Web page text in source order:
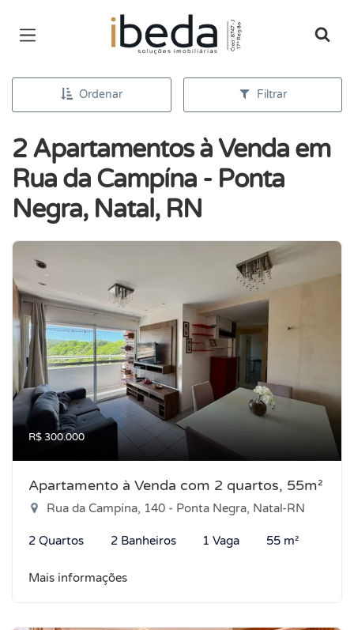
Página inicial
Ordenar Filtrar
2 Apartamentos à Venda em
Rua da Campína - Ponta
Negra, Natal, RN
R$ 300.000
Apartamento à Venda com 2 quartos, 55m²
Rua da Campína, 140 - Ponta Negra, Natal-RN
2 Quartos 2 Banheiros 1 Vaga 55 m²
Mais informações